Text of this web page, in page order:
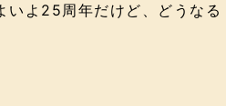
いよ25周年だけど、どうなる